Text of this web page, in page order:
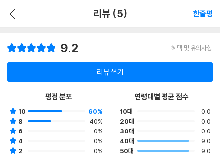
리뷰 (5) 한줄평
9.2 혜택 및 유의사항
리뷰 쓰기
평점 분포
10
60%
8
40%
6
0%
4
0%
2
0%
연령대별 평균 점수
10대
0.0
20대
0.0
30대
0.0
40대
9.0
50대
9.0